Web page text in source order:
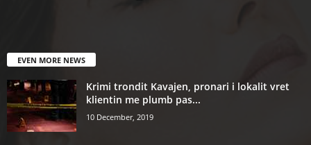
EVEN MORE NEWS
Krimi trondit Kavajen, pronari i lokalit vret
klientin me plumb pas...
10 December, 2019